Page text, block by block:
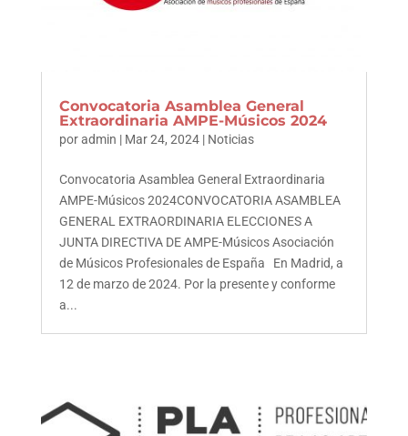
Convocatoria Asamblea General
Extraordinaria AMPE-Músicos 2024
poradmin | Mar 24, 2024| Noticias
Convocatoria Asamblea General Extraordinaria
AMPE-Músicos 2024CONVOCATORIA ASAMBLEA
GENERAL EXTRAORDINARIA ELECCIONES A
JUNTA DIRECTIVA DE AMPE-Músicos Asociación
de Músicos Profesionales de España En Madrid, a
12 de marzo de 2024. Por la presente y conforme
a...